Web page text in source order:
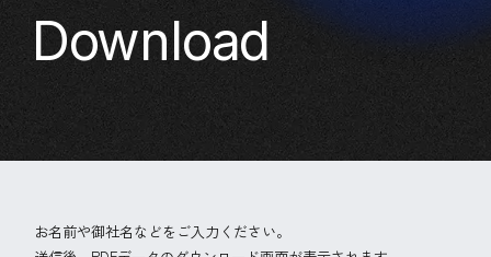
お名前や御社名などをご入力ください。